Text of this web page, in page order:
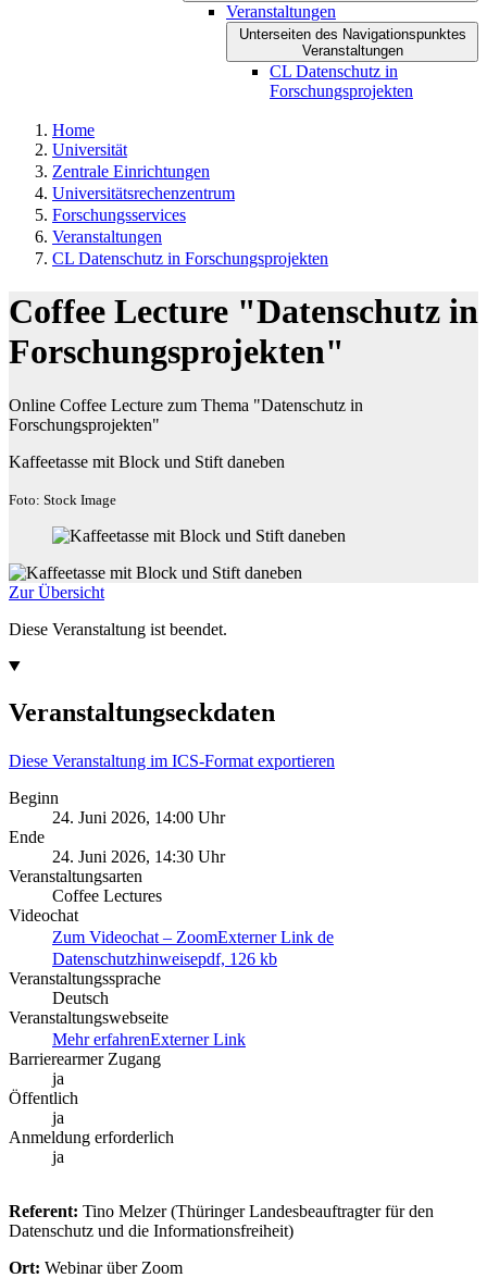
Veranstaltungen
Unterseiten des Navigationspunktes
Veranstaltungen
CL Datenschutz in
Forschungsprojekten
Home
Universität
Zentrale Einrichtungen
Universitätsrechenzentrum
Forschungsservices
Veranstaltungen
CL Datenschutz in Forschungsprojekten
Coffee Lecture "Datenschutz in
Forschungsprojekten"
Online Coffee Lecture zum Thema "Datenschutz in
Forschungsprojekten"
Kaffeetasse mit Block und Stift daneben
Foto: Stock Image
Zur Übersicht
Diese Veranstaltung ist beendet.
Veranstaltungseckdaten
Diese Veranstaltung im ICS-Format exportieren
Beginn
24. Juni 2026, 14:00 Uhr
Ende
24. Juni 2026, 14:30 Uhr
Veranstaltungsarten
Coffee Lectures
Videochat
Zum Videochat – ZoomExterner Link de
Datenschutzhinweisepdf, 126 kb
Veranstaltungssprache
Deutsch
Veranstaltungswebseite
Mehr erfahrenExterner Link
Barrierearmer Zugang
ja
Öffentlich
ja
Anmeldung erforderlich
ja
Referent: Tino Melzer (Thüringer Landesbeauftragter für den
Datenschutz und die Informationsfreiheit)
Ort: Webinar über Zoom